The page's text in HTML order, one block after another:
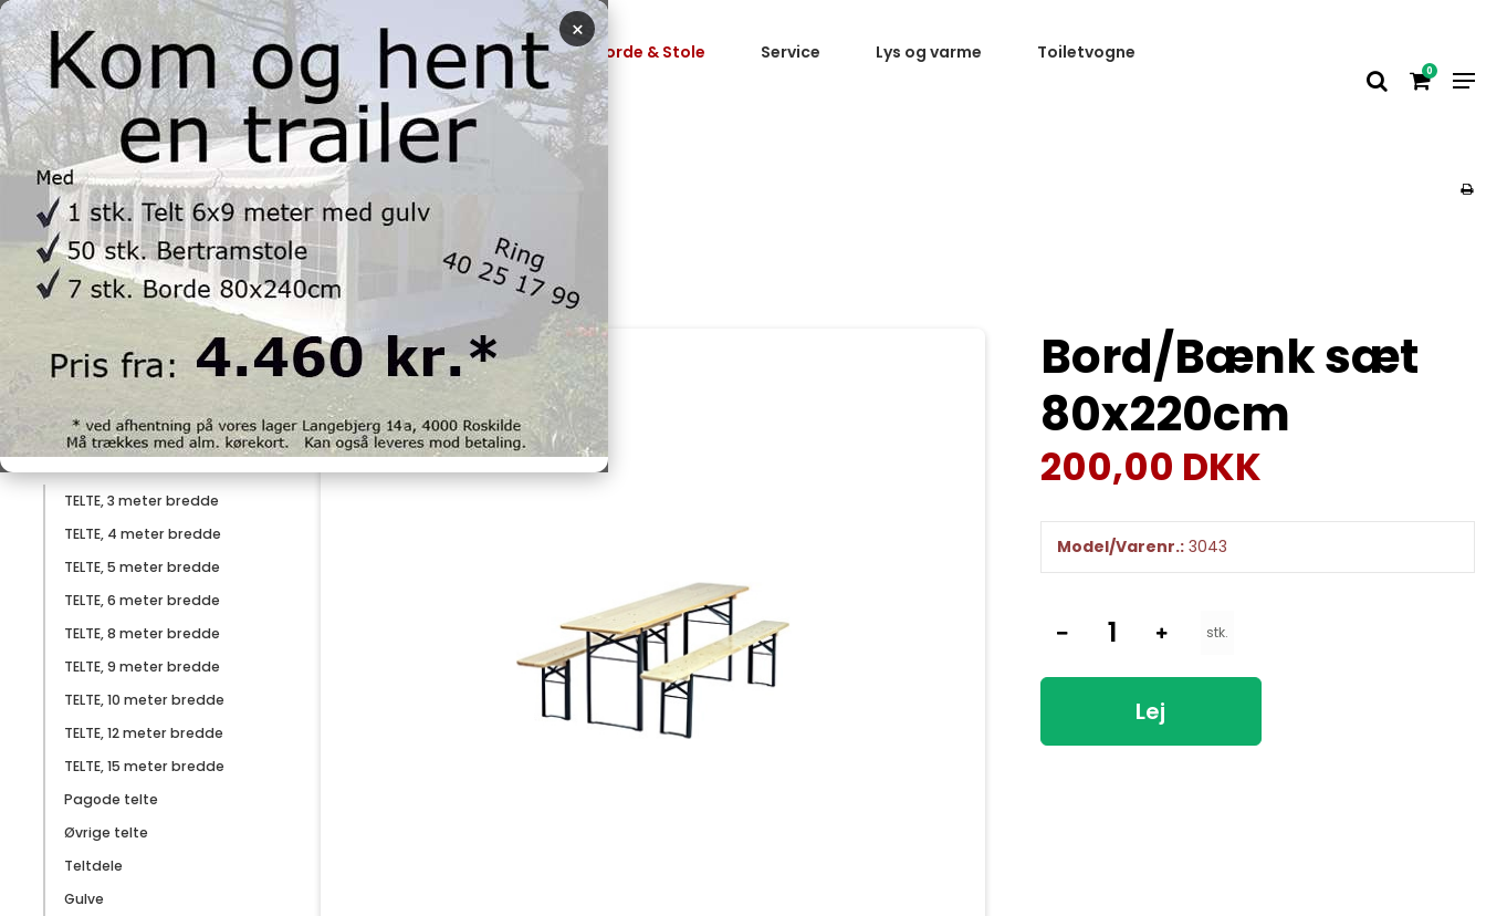
×
Telte Selvopstiller telte Borde & Stole Service Lys og varme Toiletvogne
Tilbehør
0
FORSIDE / PRODUKTER TIL LEJE / BORDE & STOLE / BORDE
Søgning
Søg
Telte
TELTE, 3 meter bredde
TELTE, 4 meter bredde
TELTE, 5 meter bredde
TELTE, 6 meter bredde
TELTE, 8 meter bredde
TELTE, 9 meter bredde
TELTE, 10 meter bredde
TELTE, 12 meter bredde
TELTE, 15 meter bredde
Pagode telte
Øvrige telte
Teltdele
Gulve
Bord/Bænk sæt
80x220cm
200,00 DKK
Model/Varenr.: 3043
stk.
Lej